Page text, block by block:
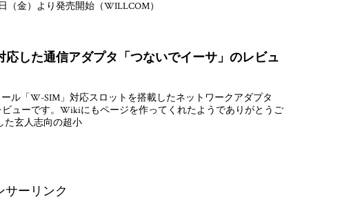
（金）より発売開始（WILLCOM）
応した通信アダプタ「つないでイーサ」のレビュ
ル「W-SIM」対応スロットを搭載したネットワークアダプタ
ビューです。Wikiにもページを作ってくれたようでありがとうご
た玄人志向の超小
サーリンク